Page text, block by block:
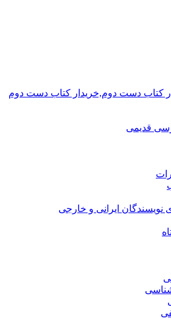
کتاب دست دوم,خریدار کتاب دست دوم
قدیمی
نویسندگان ایرانی و خارجی